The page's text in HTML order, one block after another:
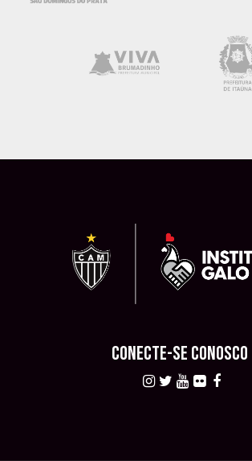
CONECTE-SE CONOSCO